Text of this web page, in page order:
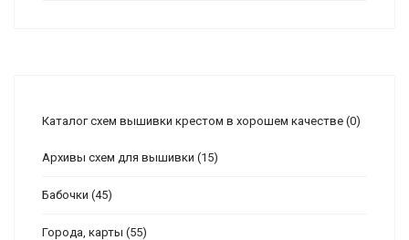
Каталог схем вышивки крестом в хорошем качестве (0)
Архивы схем для вышивки (15)
Бабочки (45)
Города, карты (55)